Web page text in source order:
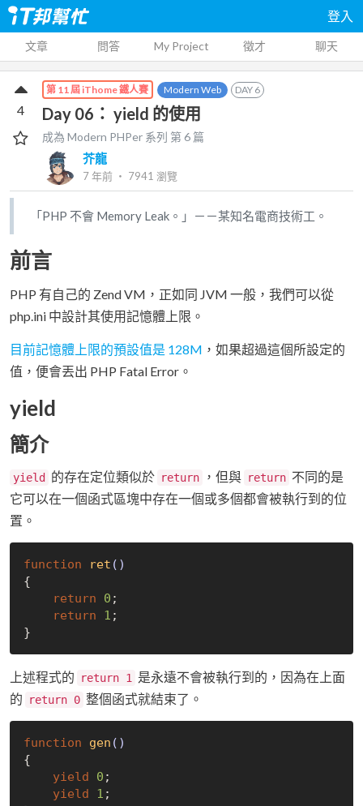
登入
文章 問答 My Project 徵才 聊天
第 11 屆 iThome 鐵人賽 Modern Web DAY 6
Day 06： yield 的使用
成為 Modern PHPer 系列 第6 篇
芥龍
7 年前 ‧ 7941 瀏覽
4
「PHP 不會 Memory Leak。」－－某知名電商技術工。
前言
PHP 有自己的 Zend VM，正如同 JVM 一般，我們可以從
php.ini 中設計其使用記憶體上限。
目前記憶體上限的預設值是 128M ，如果超過這個所設定的
值，便會丟出 PHP Fatal Error。
yield
簡介
yield 的存在定位類似於 return ，但與 return 不同的是
它可以在一個函式區塊中存在一個或多個都會被執行到的位
置。
function ret ()
{
return
0 ;
return
1 ;
上述程式的 return 1 是永遠不會被執行到的，因為在上面
的
return 0 整個函式就結束了。
function gen ()
{
yield
0 ;
yield
1 ;